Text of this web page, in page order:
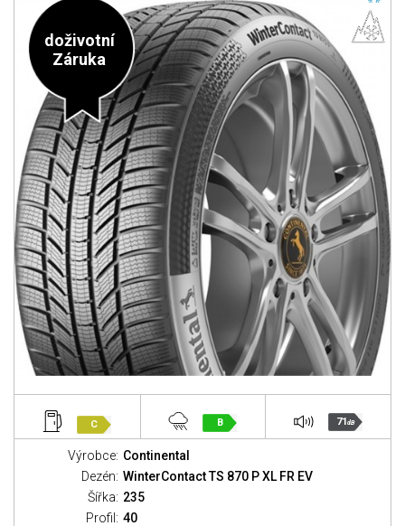
doživotní
Záruka
C B 71dB
Výrobce: Continental
Dezén: WinterContact TS 870 P XL FR EV
Šířka: 235
Profil: 40